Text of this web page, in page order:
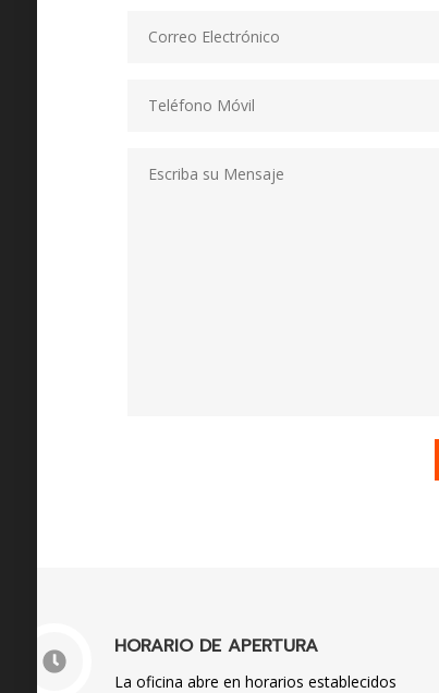
HORARIO DE APERTURA
La oficina abre en horarios establecidos